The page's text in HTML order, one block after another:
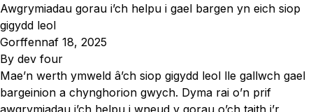
Awgrymiadau gorau i’ch helpu i gael bargen yn eich siop
gigydd leol
Gorffennaf 18, 2025
By dev four
Mae’n werth ymweld â’ch siop gigydd leol lle gallwch gael
bargeinion a chynghorion gwych. Dyma rai o’n prif
awgrymiadau i’ch helpu i wneud y gorau o’ch taith i’r